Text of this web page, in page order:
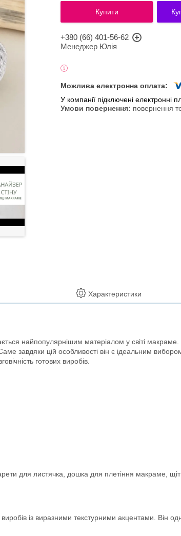
Купити
+380 (66) 401-56-62
Менеджер Юлія
У компанії підключені електронні
повернення
Характеристики
найпопулярнішим матеріалом у світі
завдяки цій особливості він є ідеальним
готових виробів.
для листячка, дошка для плетіння макраме,
із виразними текстурними акцентами. Він